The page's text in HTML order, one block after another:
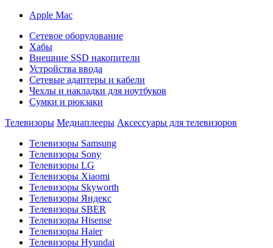
Apple Mac
Сетевое оборудование
Хабы
Внешние SSD накопители
Устройства ввода
Сетевые адаптеры и кабели
Чехлы и накладки для ноутбуков
Сумки и рюкзаки
Телевизоры Медиаплееры Аксессуары для телевизоров
Телевизоры Samsung
Телевизоры Sony
Телевизоры LG
Телевизоры Xiaomi
Телевизоры Skyworth
Телевизоры Яндекс
Телевизоры SBER
Телевизоры Hisense
Телевизоры Haier
Телевизоры Hyundai